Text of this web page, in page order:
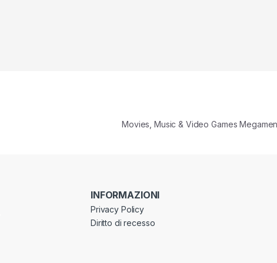
Movies, Music & Video Games
INFORMAZIONI
Privacy Policy
Diritto di recesso